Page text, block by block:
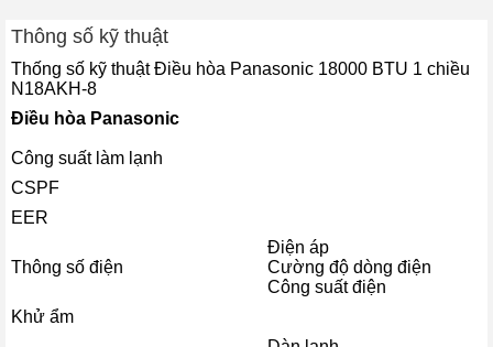
Hơn nữa, máy còn được trang bị
hơn và xa hơn (lên đến 15m) khắp căn phòng bằng cách sử dụng
2 cánh đảo gió và động cơ độc lập. Cánh đảo gió phụ nén và tập
trung không khí mát, trong khi cánh đảo gió bên ngoài giúp phân
Thông số kỹ thuật
Thống số kỹ thuật Điều hòa Panasonic 18000 BTU 1 chiều
N18AKH-8
Điều hòa Panasonic
Công suất làm lạnh
CSPF
EER
Thông số điện
Điện áp
Cường độ dòng điện
Công suất điện
Khử ẩm